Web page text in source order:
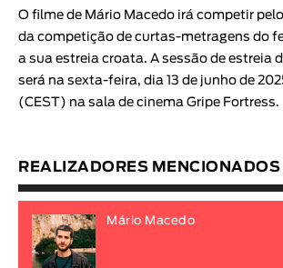
Experimental
Documentário
O filme de Mário Macedo irá competir
da competição de curtas-metragens do
a sua estreia croata. A sessão de estreia
será na sexta-feira, dia 13 de junho de
(CEST) na sala de cinema Gripe Fortress.
REALIZADORES MENCIONADOS
Mário Macedo